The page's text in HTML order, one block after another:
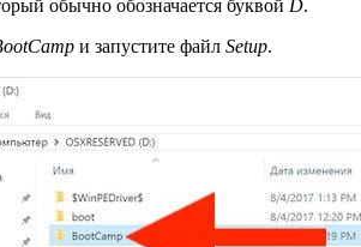
обычно обозначается буквой D.
и запустите файл Setup.